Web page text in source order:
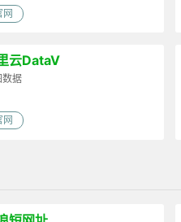
网
云DataV
数据
网